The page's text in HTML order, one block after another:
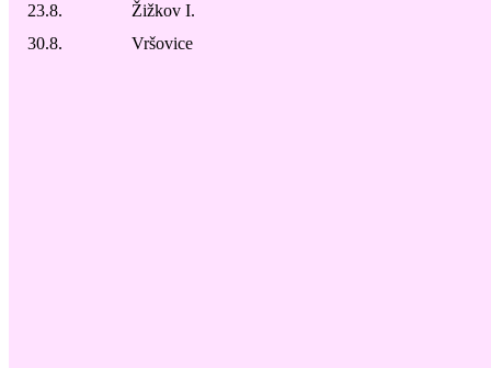
23.8.
Žižkov I.
30.8.
Vršovice